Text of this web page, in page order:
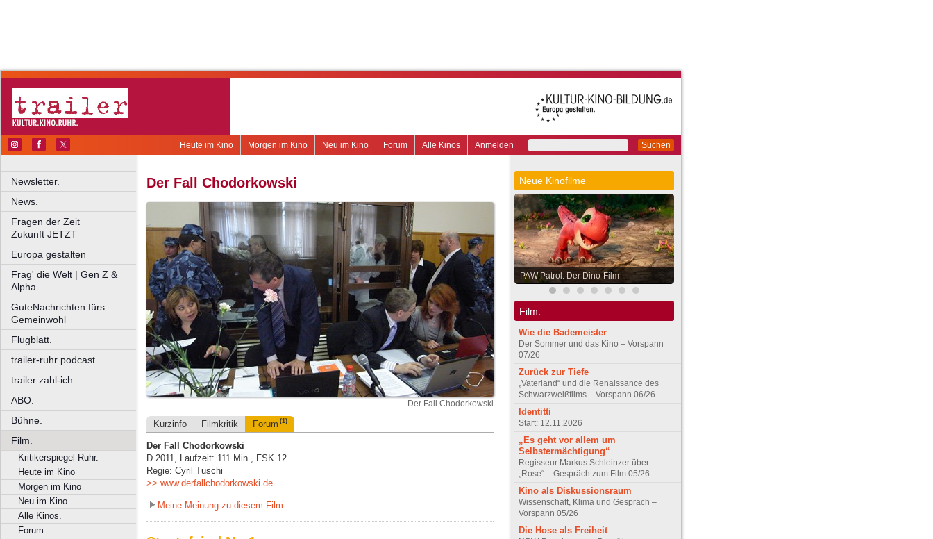
Suchen
Anmelden
Alle Kinos
Forum
Neu im Kino
Morgen im Kino
Heute im Kino
Newsletter.
News.
Fragen der Zeit
Zukunft JETZT
Europa gestalten
Frag' die Welt | Gen Z &
Alpha
GuteNachrichten fürs
Gemeinwohl
Flugblatt.
trailer-ruhr podcast.
trailer zahl-ich.
ABO.
Bühne.
Film.
Kritikerspiegel Ruhr.
Heute im Kino
Morgen im Kino
Neu im Kino
Alle Kinos.
Forum.
Der Fall Chodorkowski
Der Fall Chodorkowski
Kurzinfo Filmkritik Forum (1)
Der Fall Chodorkowski
D 2011, Laufzeit: 111 Min., FSK 12
Regie: Cyril Tuschi
>> www.derfallchodorkowski.de
Meine Meinung zu diesem Film
Neue Kinofilme
PAW Patrol: Der Dino-Film
Film.
Wie die Bademeister
Der Sommer und das Kino – Vorspann
07/26
Zurück zur Tiefe
„Vaterland“ und die Renaissance des
Schwarzweißfilms – Vorspann 06/26
Identitti
Start: 12.11.2026
„Es geht vor allem um
Selbstermächtigung“
Regisseur Markus Schleinzer über
„Rose“ – Gespräch zum Film 05/26
Kino als Diskussionsraum
Wissenschaft, Klima und Gespräch –
Vorspann 05/26
Die Hose als Freiheit